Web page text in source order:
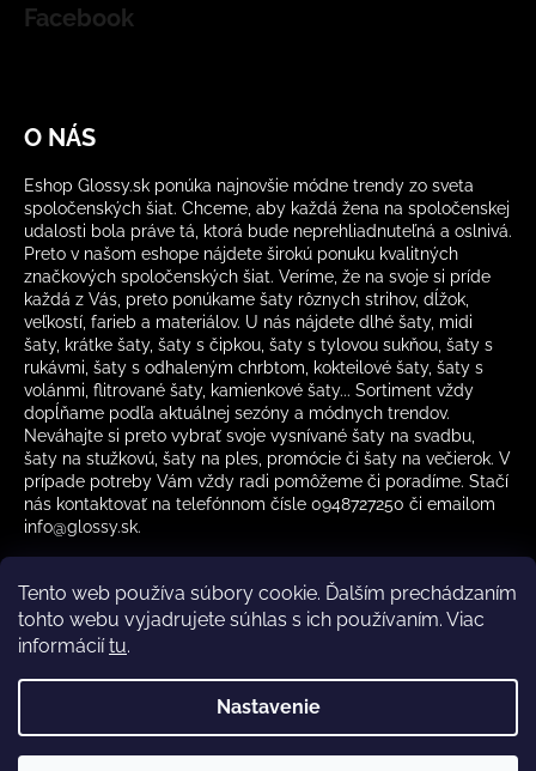
Tento web používa súbory cookie. Ďalším prechádzaním
tohto webu vyjadrujete súhlas s ich používaním. Viac
informáciítu.
Nastavenie
Facebook
O NÁS
Eshop Glossy.sk ponúka najnovšie módne trendy zo sveta
spoločenských šiat. Chceme, aby každá žena na spoločenskej
udalosti bola práve tá, ktorá bude neprehliadnuteľná a oslnivá.
Preto v našom eshope nájdete širokú ponuku kvalitných
značkových spoločenských šiat. Veríme, že na svoje si príde
každá z Vás, preto ponúkame šaty rôznych strihov, dĺžok,
veľkostí, farieb a materiálov. U nás nájdete dlhé šaty, midi
šaty, krátke šaty, šaty s čipkou, šaty s tylovou sukňou, šaty s
rukávmi, šaty s odhaleným chrbtom, kokteilové šaty, šaty s
volánmi, flitrované šaty, kamienkové šaty... Sortiment vždy
dopĺňame podľa aktuálnej sezóny a módnych trendov.
Neváhajte si preto vybrať svoje vysnívané šaty na svadbu,
šaty na stužkovú, šaty na ples, promócie či šaty na večierok. V
prípade potreby Vám vždy radi pomôžeme či poradíme. Stačí
nás kontaktovať na telefónnom čísle 0948727250 či emailom
info@glossy.sk.
Kamenná predajňa otváracia doba CZ